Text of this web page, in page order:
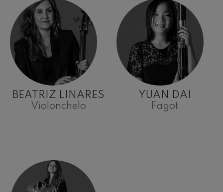
BEATRIZ LINARES
Violonchelo
YUAN DAI
Fagot